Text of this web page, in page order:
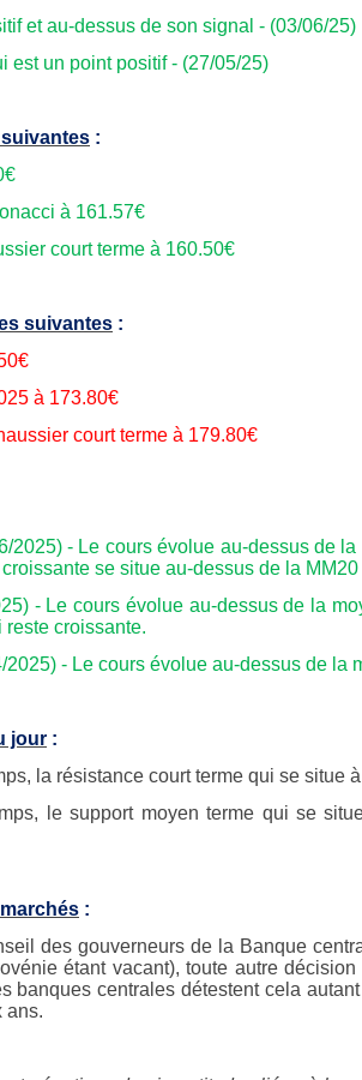
et au-dessus de son signal - (03/06/25)
est un point positif - (27/05/25)
:
à 161.57€
court terme à 160.50€
suivantes :
à 173.80€
court terme à 179.80€
2025) - Le cours évolue au-dessus de
se situe au-dessus de la
- Le cours évolue au-dessus de la
croissante.
2025) - Le cours évolue au-dessus de la
jour :
la résistance court terme qui se
le support moyen terme qui se
:
des gouverneurs de la Banque
étant vacant), toute autre
banques centrales détestent cela
ans.